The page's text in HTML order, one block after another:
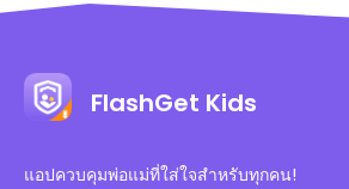
FlashGet Kids
แอปควบคุมพ่อแม่ที่ใส่ใจสำหรับทุกคน!